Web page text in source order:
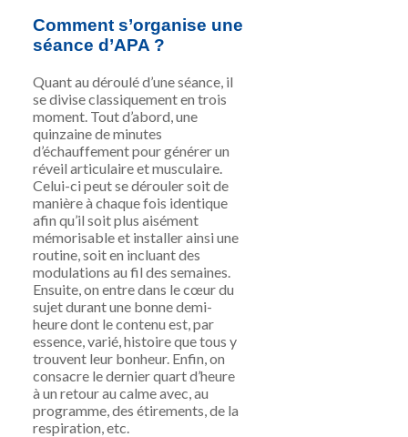
Comment s’organise une
séance d’APA ?
Quant au déroulé d’une séance, il
se divise classiquement en trois
moment. Tout d’abord, une
quinzaine de minutes
d’échauffement pour générer un
réveil articulaire et musculaire.
Celui-ci peut se dérouler soit de
manière à chaque fois identique
afin qu’il soit plus aisément
mémorisable et installer ainsi une
routine, soit en incluant des
modulations au fil des semaines.
Ensuite, on entre dans le cœur du
sujet durant une bonne demi-
heure dont le contenu est, par
essence, varié, histoire que tous y
trouvent leur bonheur. Enfin, on
consacre le dernier quart d’heure
à un retour au calme avec, au
programme, des étirements, de la
respiration, etc.